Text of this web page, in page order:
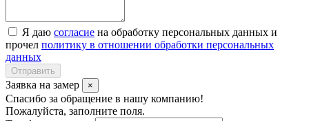
Я даю согласие на обработку персональных данных и
прочел политику в отношении обработки персональных
данных
Отправить
Заявка на замер ×
Спасибо за обращение в нашу компанию!
Пожалуйста, заполните поля.